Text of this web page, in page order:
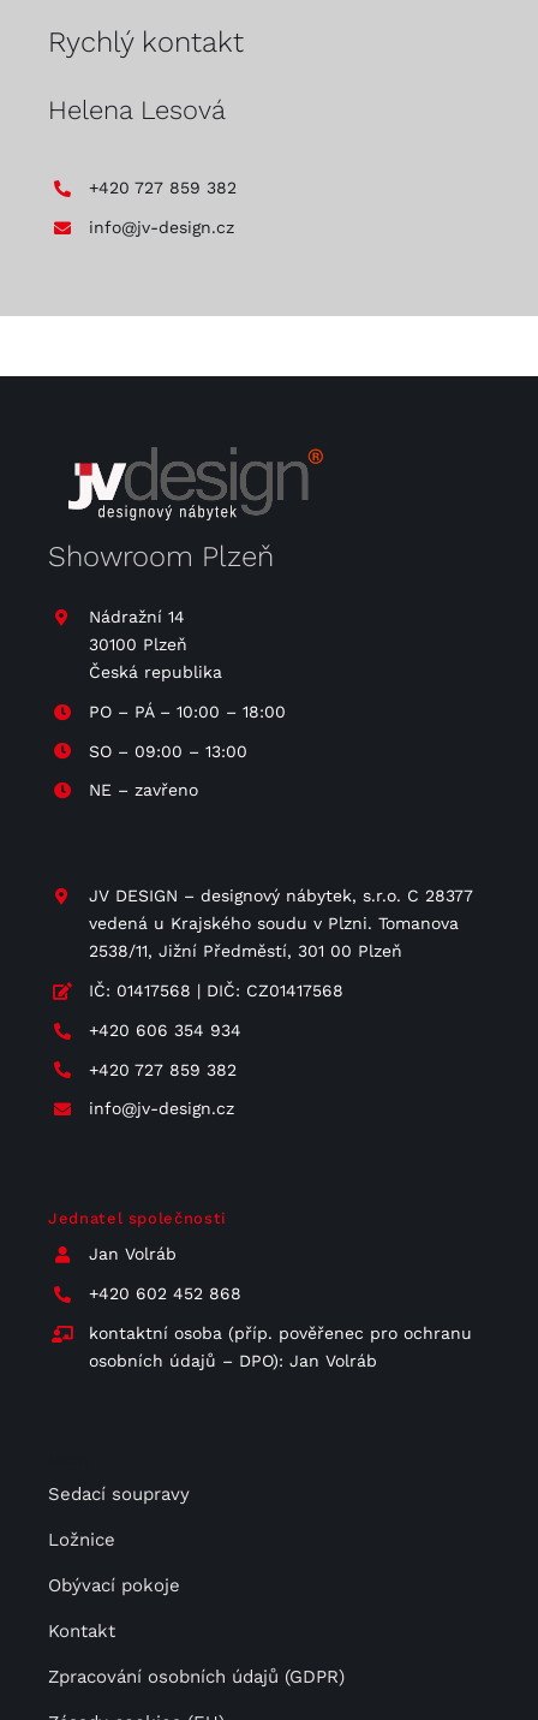
Rychlý kontakt
Helena Lesová
+420 727 859 382
info@jv-design.cz
Showroom Plzeň
Nádražní 14
30100 Plzeň
Česká republika
PO – PÁ – 10:00 – 18:00
SO – 09:00 – 13:00
NE – zavřeno
JV DESIGN – designový nábytek, s.r.o. C 28377
vedená u Krajského soudu v Plzni. Tomanova
2538/11, Jižní Předměstí, 301 00 Plzeň
IČ: 01417568 | DIČ: CZ01417568
+420 606 354 934
+420 727 859 382
info@jv-design.cz
Jednatel společnosti
Jan Volráb
+420 602 452 868
kontaktní osoba (příp. pověřenec pro ochranu
osobních údajů – DPO): Jan Volráb
Sedací soupravy
Ložnice
Obývací pokoje
Kontakt
Zpracování osobních údajů (GDPR)